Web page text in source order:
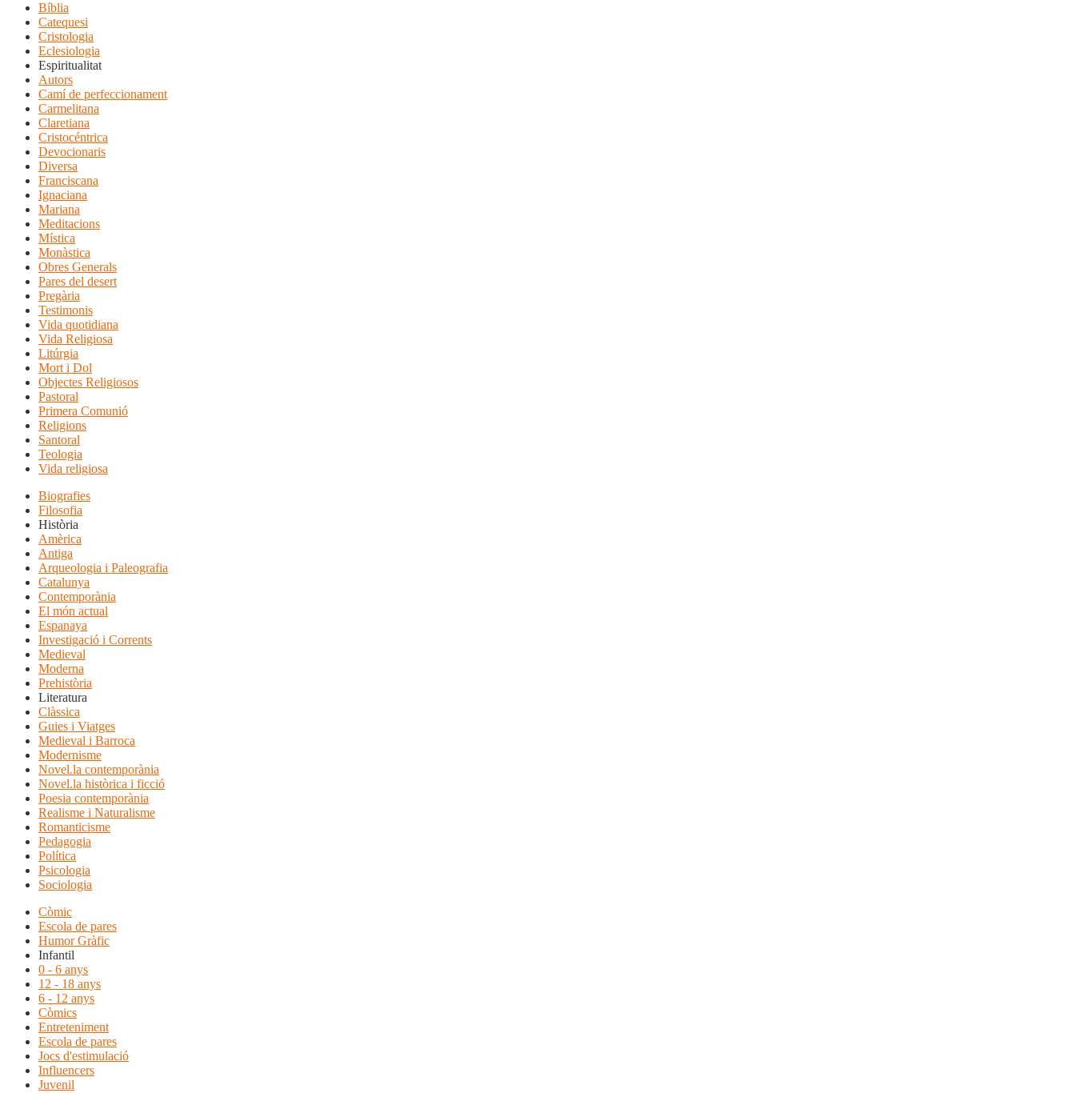
Bíblia
Catequesi
Cristologia
Eclesiologia
Espiritualitat
Autors
Camí de perfeccionament
Carmelitana
Claretiana
Cristocéntrica
Devocionaris
Diversa
Franciscana
Ignaciana
Mariana
Meditacions
Mística
Monàstica
Obres Generals
Pares del desert
Pregària
Testimonis
Vida quotidiana
Vida Religiosa
Litúrgia
Mort i Dol
Objectes Religiosos
Pastoral
Primera Comunió
Religions
Santoral
Teologia
Vida religiosa
Biografies
Filosofia
Història
Amèrica
Antiga
Arqueologia i Paleografia
Catalunya
Contemporània
El món actual
Espanaya
Investigació i Corrents
Medieval
Moderna
Prehistòria
Literatura
Clàssica
Guies i Viatges
Medieval i Barroca
Modernisme
Novel.la contemporània
Novel.la històrica i ficció
Poesia contemporània
Realisme i Naturalisme
Romanticisme
Pedagogia
Política
Psicologia
Sociologia
Còmic
Escola de pares
Humor Gràfic
Infantil
0 - 6 anys
12 - 18 anys
6 - 12 anys
Còmics
Entreteniment
Escola de pares
Jocs d'estimulació
Influencers
Juvenil